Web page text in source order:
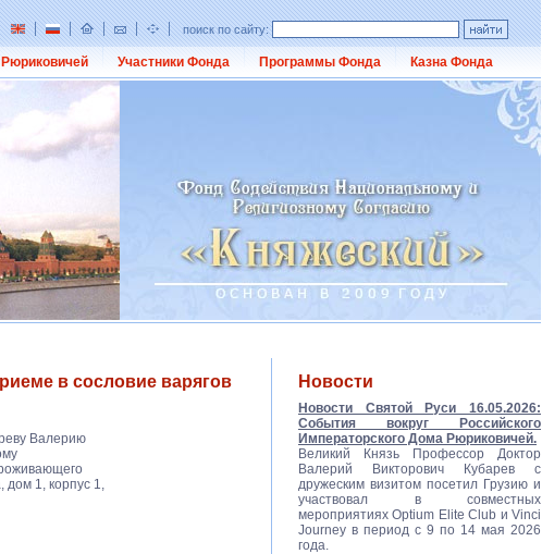
поиск по сайту:
Участники Фонда Программы Фонда Казна Фонда
в сословие варягов Новости
Валерию
дом 1, корпус 1,
Новости Святой Руси 16.05.2026:
События вокруг Российского
Императорского Дома Рюриковичей.
Великий Князь Профессор Доктор
Валерий Викторович Кубарев с
дружеским визитом посетил Грузию и
участвовал в совместных
мероприятиях Optium Elite Club и Vinci
Journey в период с 9 по 14 мая 2026
года.